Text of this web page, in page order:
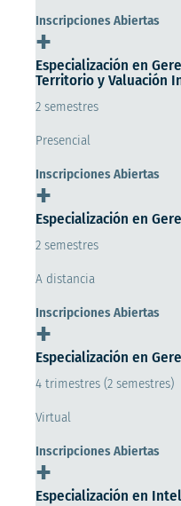
Inscripciones Abiertas
+
Especialización en
Territorio y Valuación
2 semestres
Presencial
Inscripciones Abiertas
+
Especialización en
2 semestres
A distancia
Inscripciones Abiertas
+
Especialización en
4 trimestres (2 semestres)
Virtual
Inscripciones Abiertas
+
Especialización en